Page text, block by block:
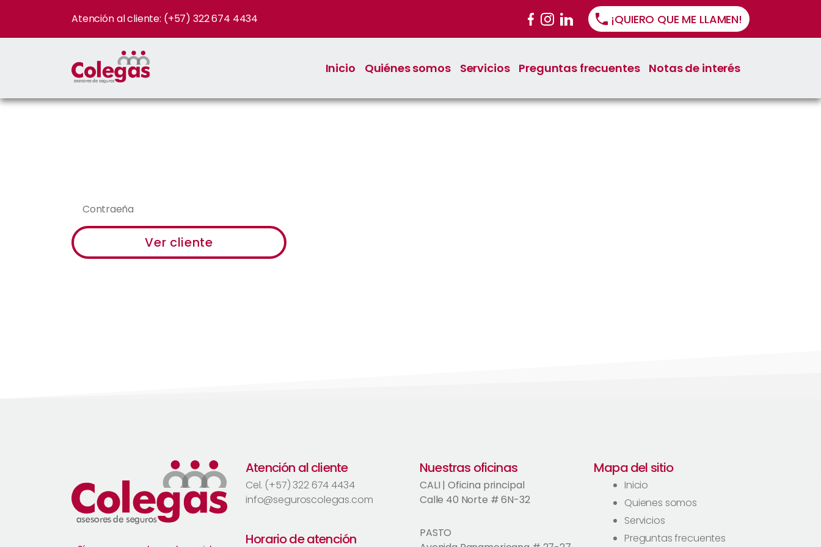
Atención al cliente: (+57) 322 674 4434 ¡QUIERO QUE ME LLAMEN!
Inicio Quiénes somos Servicios Preguntas frecuentes Notas de interés
Atención al cliente
Cel. (+57) 322 674 4434
info@seguroscolegas.com
Horario de atención
Nuestras oficinas
CALI | Oficina principal
Calle 40 Norte # 6N-32
PASTO
Mapa del sitio
Inicio
Quienes somos
Servicios
Preguntas frecuentes